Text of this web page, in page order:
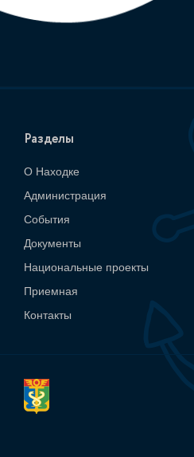
Разделы
О Находке
Администрация
События
Документы
Национальные проекты
Приемная
Контакты